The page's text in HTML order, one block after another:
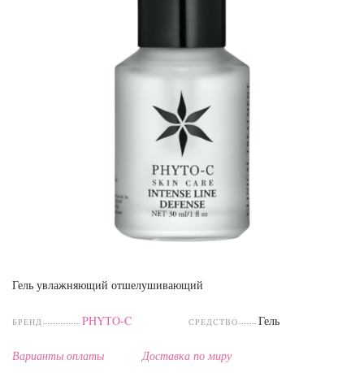
Гель увлажняющий отшелушивающий
БРЕНД PHYTO-C СРЕДСТВО Гель
Варианты оплаты Доставка по миру